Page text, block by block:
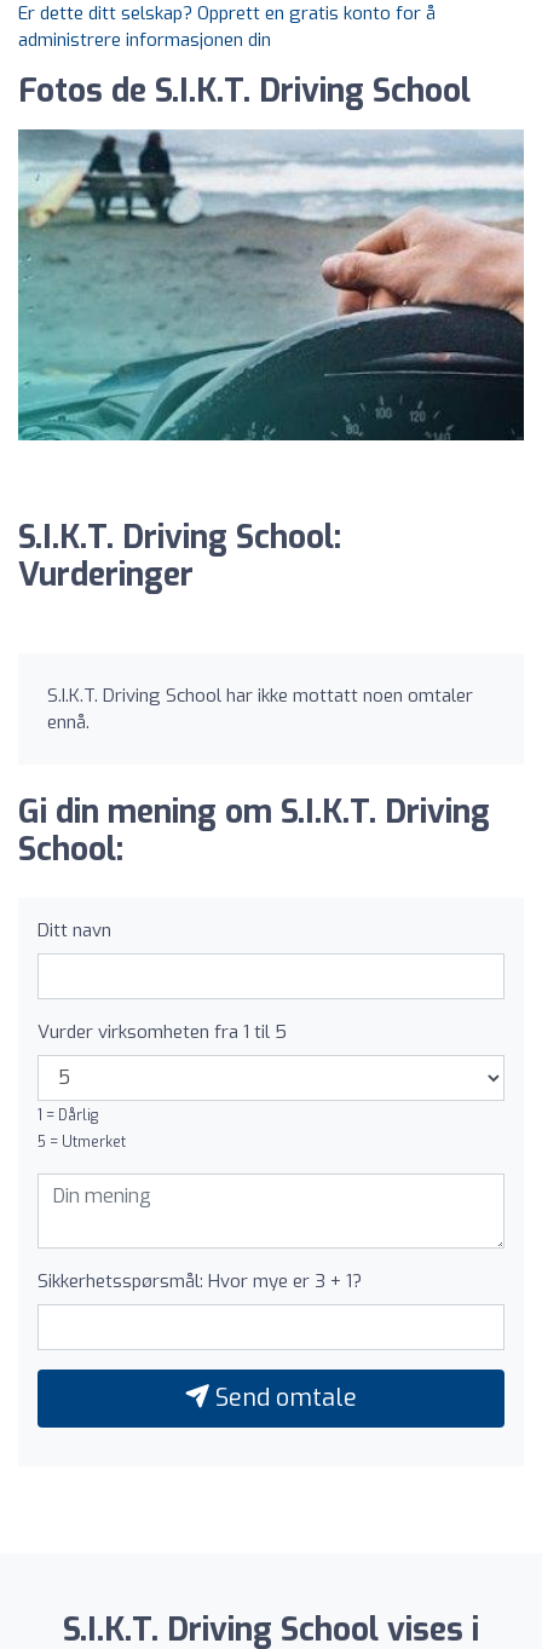
Er dette ditt selskap? Opprett en gratis konto for å
administrere informasjonen din
Fotos de S.I.K.T. Driving School
S.I.K.T. Driving School:
Vurderinger
S.I.K.T. Driving School har ikke mottatt noen omtaler
ennå.
Gi din mening om S.I.K.T. Driving
School:
Ditt navn
Vurder virksomheten fra 1 til 5
1 = Dårlig
5 = Utmerket
Sikkerhetsspørsmål: Hvor mye er 3 + 1?
Send omtale
S.I.K.T. Driving School vises i